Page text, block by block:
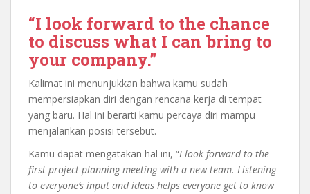
“I look forward to the chance
to discuss what I can bring to
your company.”
Kalimat ini menunjukkan bahwa kamu sudah
mempersiapkan diri dengan rencana kerja di tempat
yang baru. Hal ini berarti kamu percaya diri mampu
menjalankan posisi tersebut.
Kamu dapat mengatakan hal ini, “I look forward to the
first project planning meeting with a new team. Listening
to everyone’s input and ideas helps everyone get to know